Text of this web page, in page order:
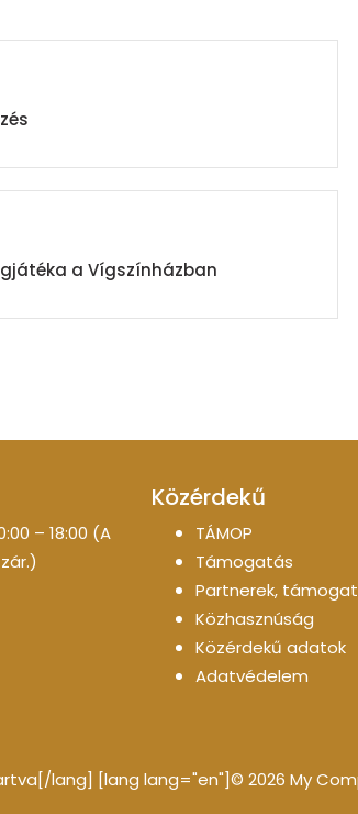
a Vígszínházban
– 18:00 (A
Közérdekű
TÁMOP
Támogatás
Partnerek,
Közhasznúság
Közérdekű adatok
Adatvédelem
lang] [lang lang="en"]© 2026 My